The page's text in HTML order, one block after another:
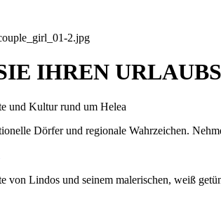
IHREN
und Kultur rund um Helea
Dörfer und regionale Wahrzeichen.
von Lindos und seinem malerischen, weiß